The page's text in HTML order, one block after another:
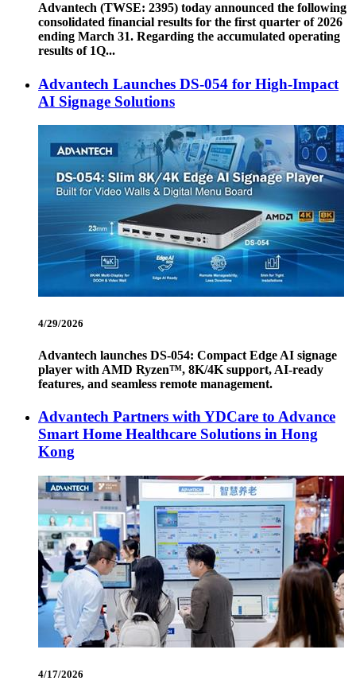
Advantech (TWSE: 2395) today announced the following
consolidated financial results for the first quarter of 2026
ending March 31. Regarding the accumulated operating
results of 1Q...
Advantech Launches DS-054 for High-Impact
AI Signage Solutions
4/29/2026
Advantech launches DS-054: Compact Edge AI signage
player with AMD Ryzen™, 8K/4K support, AI-ready
features, and seamless remote management.
Advantech Partners with YDCare to Advance
Smart Home Healthcare Solutions in Hong
Kong
4/17/2026